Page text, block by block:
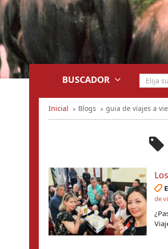
BUSCADOR
Inicial Blogs guia de viajes a
de